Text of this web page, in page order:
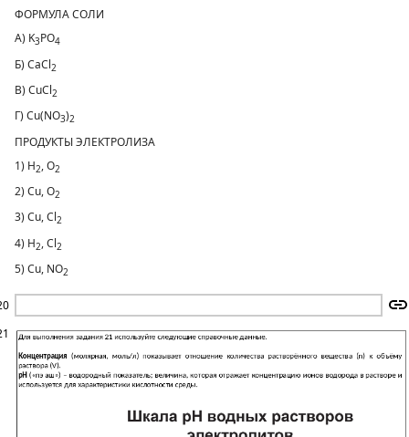
ФОРМУЛА СОЛИ
А) K3PO4
Б) CaCl2
В) CuCl2
Г) Cu(NO3)2
ПРОДУКТЫ ЭЛЕКТРОЛИЗА
1) H2, O2
2) Cu, O2
3) Cu, Cl2
4) H2, Cl2
5) Cu, NO2